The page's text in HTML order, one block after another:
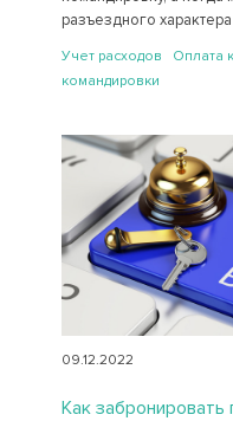
разъездного
Учет расходов Оплата
командировки
09.12.2022
Как забронировать